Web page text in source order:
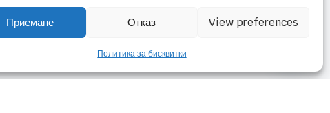
Приемане Отказ View preferences
Политика за бисквитки